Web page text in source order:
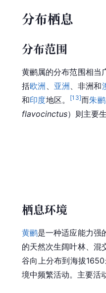
分布栖息
分布范围
黄鹂属的分布范围相当
括欧洲 亚洲 、非洲和
和印度地区。 [13]而朱鹂
flavocinctus）则主要
栖息环境
黄鹂是一种适应能力强
的天然次生阔叶林、混
谷向上分布到海拔
境中频繁活动。主要活